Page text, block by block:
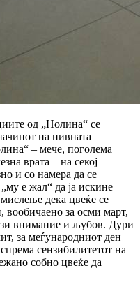
од „Нолина“ се
на нивната
– мече, поголема
врата – на секој
и со намера да се
е жал“ да ја искине
дека цвеќе се
вообичаено за осми март,
внимание и љубов. Дури
за меѓународниот ден
сензибилитетот на
собно цвеќе да